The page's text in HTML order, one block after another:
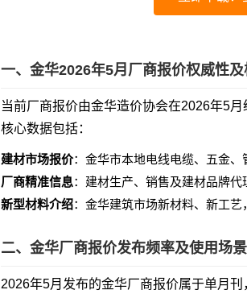
一、金华2026年5月厂商报价权威性
当前厂商报价由金华造价协会在2026年5
核心数据包括：
建材市场报价：金华市本地电线电缆、五金、
厂商精准信息：建材生产、销售及建材品牌代
新型材料介绍：金华建筑市场新材料、新工艺
二、金华厂商报价发布频率及使用场景
2026年5月发布的金华厂商报价属于单月